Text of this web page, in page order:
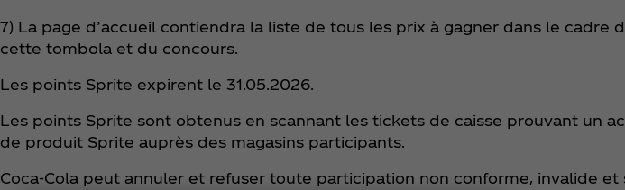
7) La page d’accueil contiendra la liste de tous les prix à gagner dans le cadre
cette tombola et du concours.
Les points Sprite expirent le 31.05.2026.
Les points Sprite sont obtenus en scannant les tickets de caisse prouvant un
de produit Sprite auprès des magasins participants.
Coca‑Cola peut annuler et refuser toute participation non conforme, invalide et